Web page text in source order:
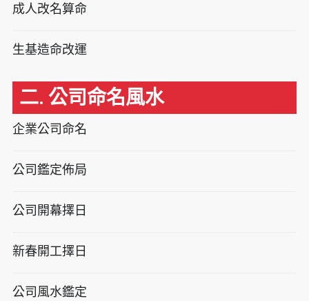
成人改名算命
生基造命改運
二. 公司命名風水
企業公司命名
公司鑑定佈局
公司開幕擇日
新春開工擇日
公司風水鑑定